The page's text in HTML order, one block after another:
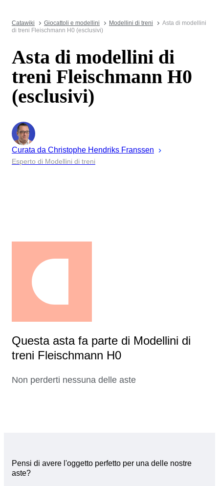
Catawiki Giocattoli e modellini Modellini di treni
Asta di modellini
di treni Fleischmann H0 (esclusivi)
Asta di modellini di
treni Fleischmann H0
(esclusivi)
Curata da Christophe Hendriks Franssen
Esperto di Modellini di treni
Questa asta fa parte di Modellini di
treni Fleischmann H0
Non perderti nessuna delle aste
Pensi di avere l'oggetto perfetto per una delle nostre
aste?